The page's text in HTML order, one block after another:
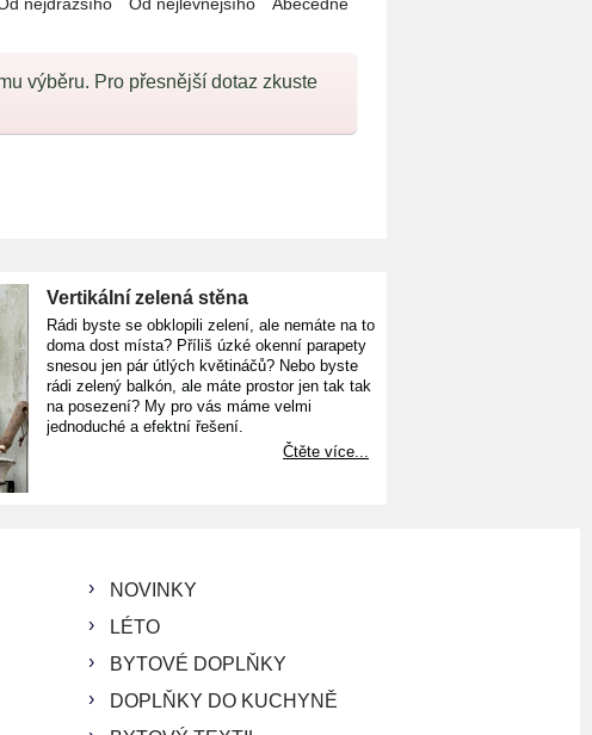
výběru. Pro přesnější dotaz zkuste
Vertikální zelená stěna
Rádi byste se obklopili zelení, ale nemáte na to
doma dost místa? Příliš úzké okenní parapety
snesou jen pár útlých květináčů? Nebo byste
rádi zelený balkón, ale máte prostor jen tak tak
na posezení? My pro vás máme velmi
jednoduché a efektní řešení.
Čtěte více...
NOVINKY
LÉTO
BYTOVÉ DOPLŇKY
DOPLŇKY DO KUCHYNĚ